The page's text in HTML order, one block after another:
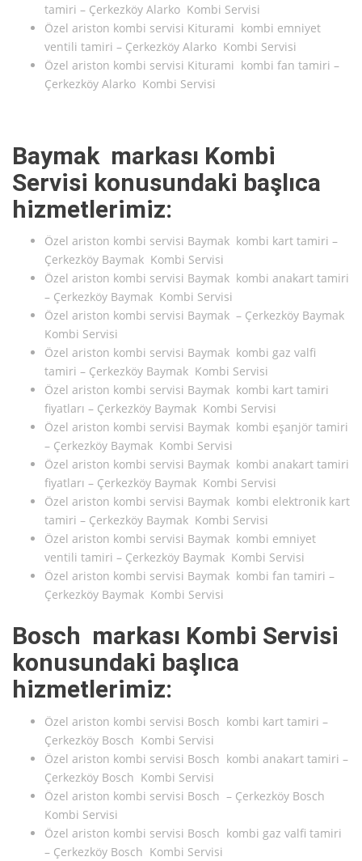
tamiri – Çerkezköy Alarko Kombi Servisi
Özel ariston kombi servisi Kiturami kombi emniyet
ventili tamiri – Çerkezköy Alarko Kombi Servisi
Özel ariston kombi servisi Kiturami kombi fan tamiri –
Çerkezköy Alarko Kombi Servisi
Baymak markası Kombi
Servisi konusundaki başlıca
hizmetlerimiz:
Özel ariston kombi servisi Baymak kombi kart tamiri –
Çerkezköy Baymak Kombi Servisi
Özel ariston kombi servisi Baymak kombi anakart tamiri
– Çerkezköy Baymak Kombi Servisi
Özel ariston kombi servisi Baymak – Çerkezköy Baymak
Kombi Servisi
Özel ariston kombi servisi Baymak kombi gaz valfi
tamiri – Çerkezköy Baymak Kombi Servisi
Özel ariston kombi servisi Baymak kombi kart tamiri
fiyatları – Çerkezköy Baymak Kombi Servisi
Özel ariston kombi servisi Baymak kombi eşanjör tamiri
– Çerkezköy Baymak Kombi Servisi
Özel ariston kombi servisi Baymak kombi anakart tamiri
fiyatları – Çerkezköy Baymak Kombi Servisi
Özel ariston kombi servisi Baymak kombi elektronik kart
tamiri – Çerkezköy Baymak Kombi Servisi
Özel ariston kombi servisi Baymak kombi emniyet
ventili tamiri – Çerkezköy Baymak Kombi Servisi
Özel ariston kombi servisi Baymak kombi fan tamiri –
Çerkezköy Baymak Kombi Servisi
Bosch markası Kombi Servisi
konusundaki başlıca
hizmetlerimiz:
Özel ariston kombi servisi Bosch kombi kart tamiri –
Çerkezköy Bosch Kombi Servisi
Özel ariston kombi servisi Bosch kombi anakart tamiri –
Çerkezköy Bosch Kombi Servisi
Özel ariston kombi servisi Bosch – Çerkezköy Bosch
Kombi Servisi
Özel ariston kombi servisi Bosch kombi gaz valfi tamiri
– Çerkezköy Bosch Kombi Servisi